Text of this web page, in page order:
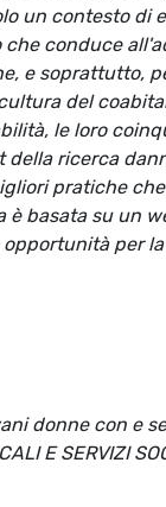
un contesto di
conduce
e soprattutto,
del
le loro
ricerca
pratiche
basata su un
per
donne con e
E SERVIZI